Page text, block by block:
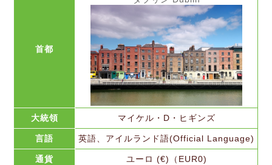
首都
大統領 マイケル・D・ヒギンズ
言語 英語、アイルランド語(Official Language)
通貨 ユーロ (€)（EUR0)